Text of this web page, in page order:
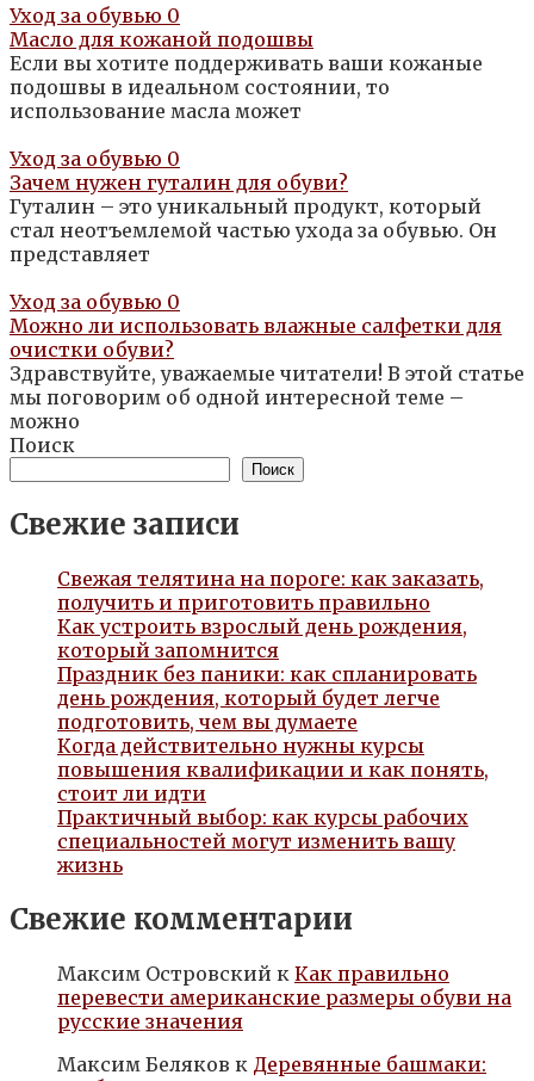
Уход за обувью 0
Масло для кожаной подошвы
Если вы хотите поддерживать ваши кожаные
подошвы в идеальном состоянии, то
использование масла может
Уход за обувью 0
Зачем нужен гуталин для обуви?
Гуталин – это уникальный продукт, который
стал неотъемлемой частью ухода за обувью. Он
представляет
Уход за обувью 0
Можно ли использовать влажные салфетки для
очистки обуви?
Здравствуйте, уважаемые читатели! В этой статье
мы поговорим об одной интересной теме –
можно
Поиск
Поиск
Свежие записи
Свежая телятина на пороге: как заказать,
получить и приготовить правильно
Как устроить взрослый день рождения,
который запомнится
Праздник без паники: как спланировать
день рождения, который будет легче
подготовить, чем вы думаете
Когда действительно нужны курсы
повышения квалификации и как понять,
стоит ли идти
Практичный выбор: как курсы рабочих
специальностей могут изменить вашу
жизнь
Свежие комментарии
Максим Островский к Как правильно
перевести американские размеры обуви на
русские значения
Максим Беляков к Деревянные башмаки: